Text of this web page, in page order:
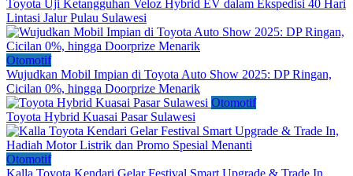
Toyota Uji Ketangguhan Veloz Hybrid EV dalam Ekspedisi 40 Hari
Lintasi Jalur Pulau Sulawesi
Otomotif
Wujudkan Mobil Impian di Toyota Auto Show 2025: DP Ringan,
Cicilan 0%, hingga Doorprize Menarik
Otomotif
Toyota Hybrid Kuasai Pasar Sulawesi
Otomotif